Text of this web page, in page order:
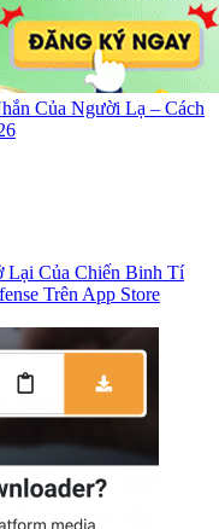
Của Người Lạ – Cách
Lại Của Chiến Binh Tí
Trên App Store